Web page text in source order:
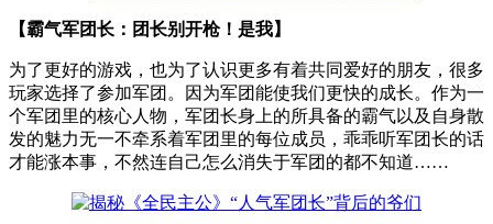
【霸气军团长：团长别开枪！是我】
为了更好的游戏，也为了认识更多有着共同爱好的朋友，很多
玩家选择了参加军团。因为军团能使我们更快的成长。作为一
个军团里的核心人物，军团长身上的所具备的霸气以及自身散
发的魅力无一不牵系着军团里的每位成员，乖乖听军团长的话
才能涨本事，不然连自己怎么消失于军团的都不知道……